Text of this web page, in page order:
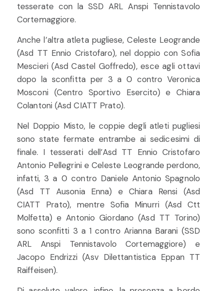
tesserate con la SSD ARL Anspi Tennistavolo
Cortemaggiore.
Anche l’altra atleta pugliese, Celeste Leogrande
(Asd TT Ennio Cristofaro), nel doppio con Sofia
Mescieri (Asd Castel Goffredo), esce agli ottavi
dopo la sconfitta per 3 a 0 contro Veronica
Mosconi (Centro Sportivo Esercito) e Chiara
Colantoni (Asd CIATT Prato).
Nel Doppio Misto, le coppie degli atleti pugliesi
sono state fermate entrambe ai sedicesimi di
finale. I tesserati dell’Asd TT Ennio Cristofaro
Antonio Pellegrini e Celeste Leogrande perdono,
infatti, 3 a 0 contro Daniele Antonio Spagnolo
(Asd TT Ausonia Enna) e Chiara Rensi (Asd
CIATT Prato), mentre Sofia Minurri (Asd Ctt
Molfetta) e Antonio Giordano (Asd TT Torino)
sono sconfitti 3 a 1 contro Arianna Barani (SSD
ARL Anspi Tennistavolo Cortemaggiore) e
Jacopo Endrizzi (Asv Dilettantistica Eppan TT
Raiffeisen).